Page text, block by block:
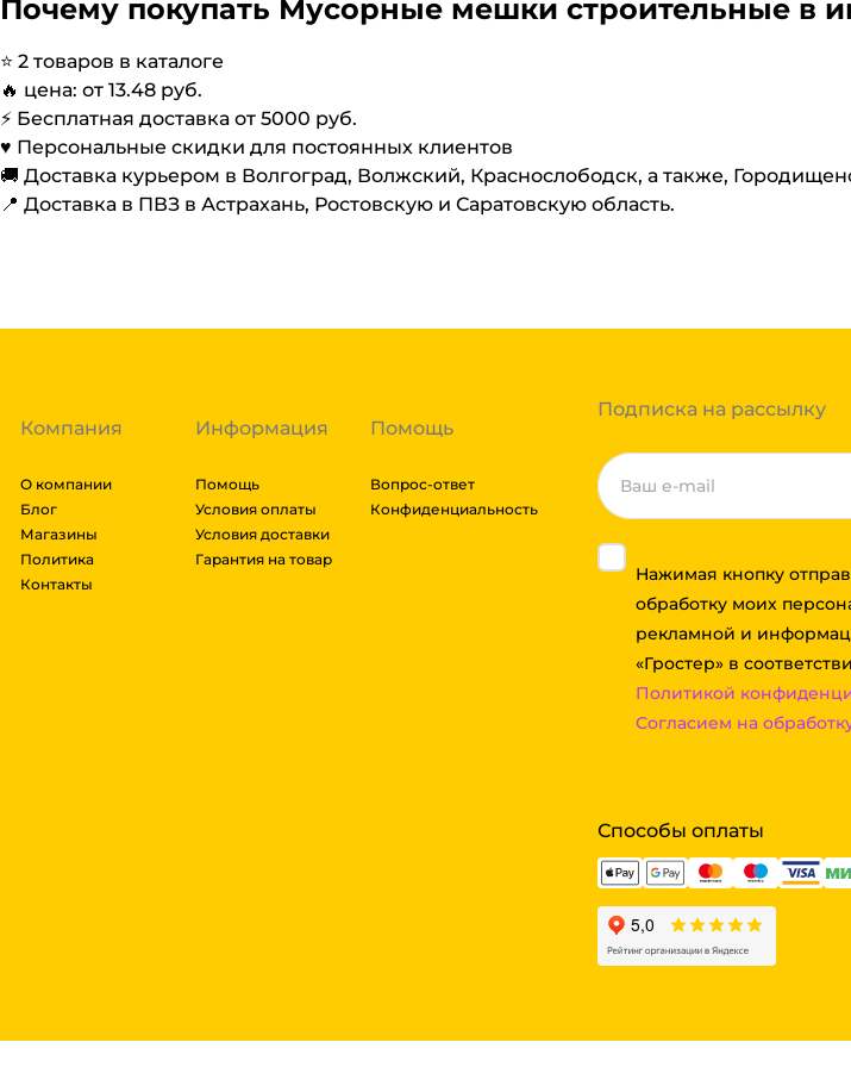
Почему покупать Мусорные мешки строительные в
⭐️ 2 товаров в каталоге
🔥 цена: от 13.48 руб.
⚡️ Бесплатная доставка от 5000 руб.
♥️ Персональные скидки для постоянных клиентов
🚚 Доставка курьером в Волгоград, Волжский, Краснослободск, а также,
📍 Доставка в ПВЗ в Астрахань, Ростовскую и Саратовскую область.
Компания
О компании
Блог
Магазины
Политика
Контакты
Информация
Помощь
Условия оплаты
Условия доставки
Гарантия на товар
Помощь
Вопрос-ответ
Конфиденциальность
Подписка на рассылку
Нажимая кнопку
обработку моих
рекламной и
«Гростер» в
Политикой
Согласием на
Способы оплаты